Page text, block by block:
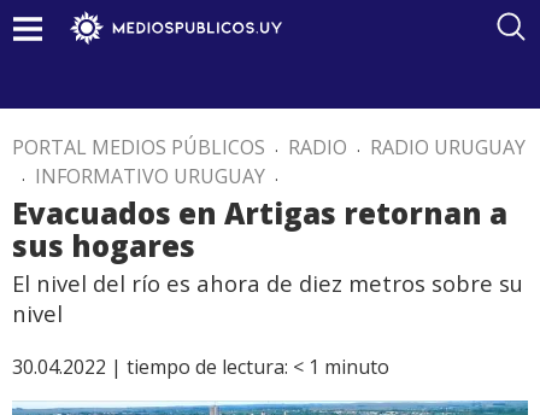
PORTAL MEDIOS PÚBLICOS . RADIO . RADIO URUGUAY
. INFORMATIVO URUGUAY .
Evacuados en Artigas retornan a
sus hogares
El nivel del río es ahora de diez metros sobre su
nivel
30.04.2022 | tiempo de lectura: < 1 minuto